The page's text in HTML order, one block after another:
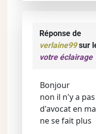
Réponse de
verlaine99sur
votre éclairage
Bonjour
non il n'y a
d'avocat en
ne se fait plus